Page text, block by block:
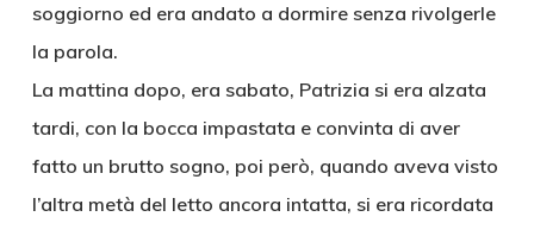
soggiorno ed era andato a dormire senza rivolgerle
la parola.
La mattina dopo, era sabato, Patrizia si era alzata
tardi, con la bocca impastata e convinta di aver
fatto un brutto sogno, poi però, quando aveva visto
l’altra metà del letto ancora intatta, si era ricordata